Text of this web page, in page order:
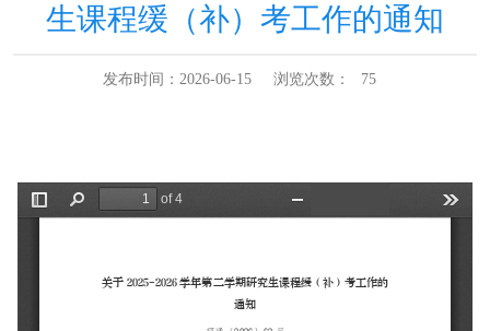
生课程缓（补）考工作的通知
发布时间：2026-06-15 浏览次数： 75